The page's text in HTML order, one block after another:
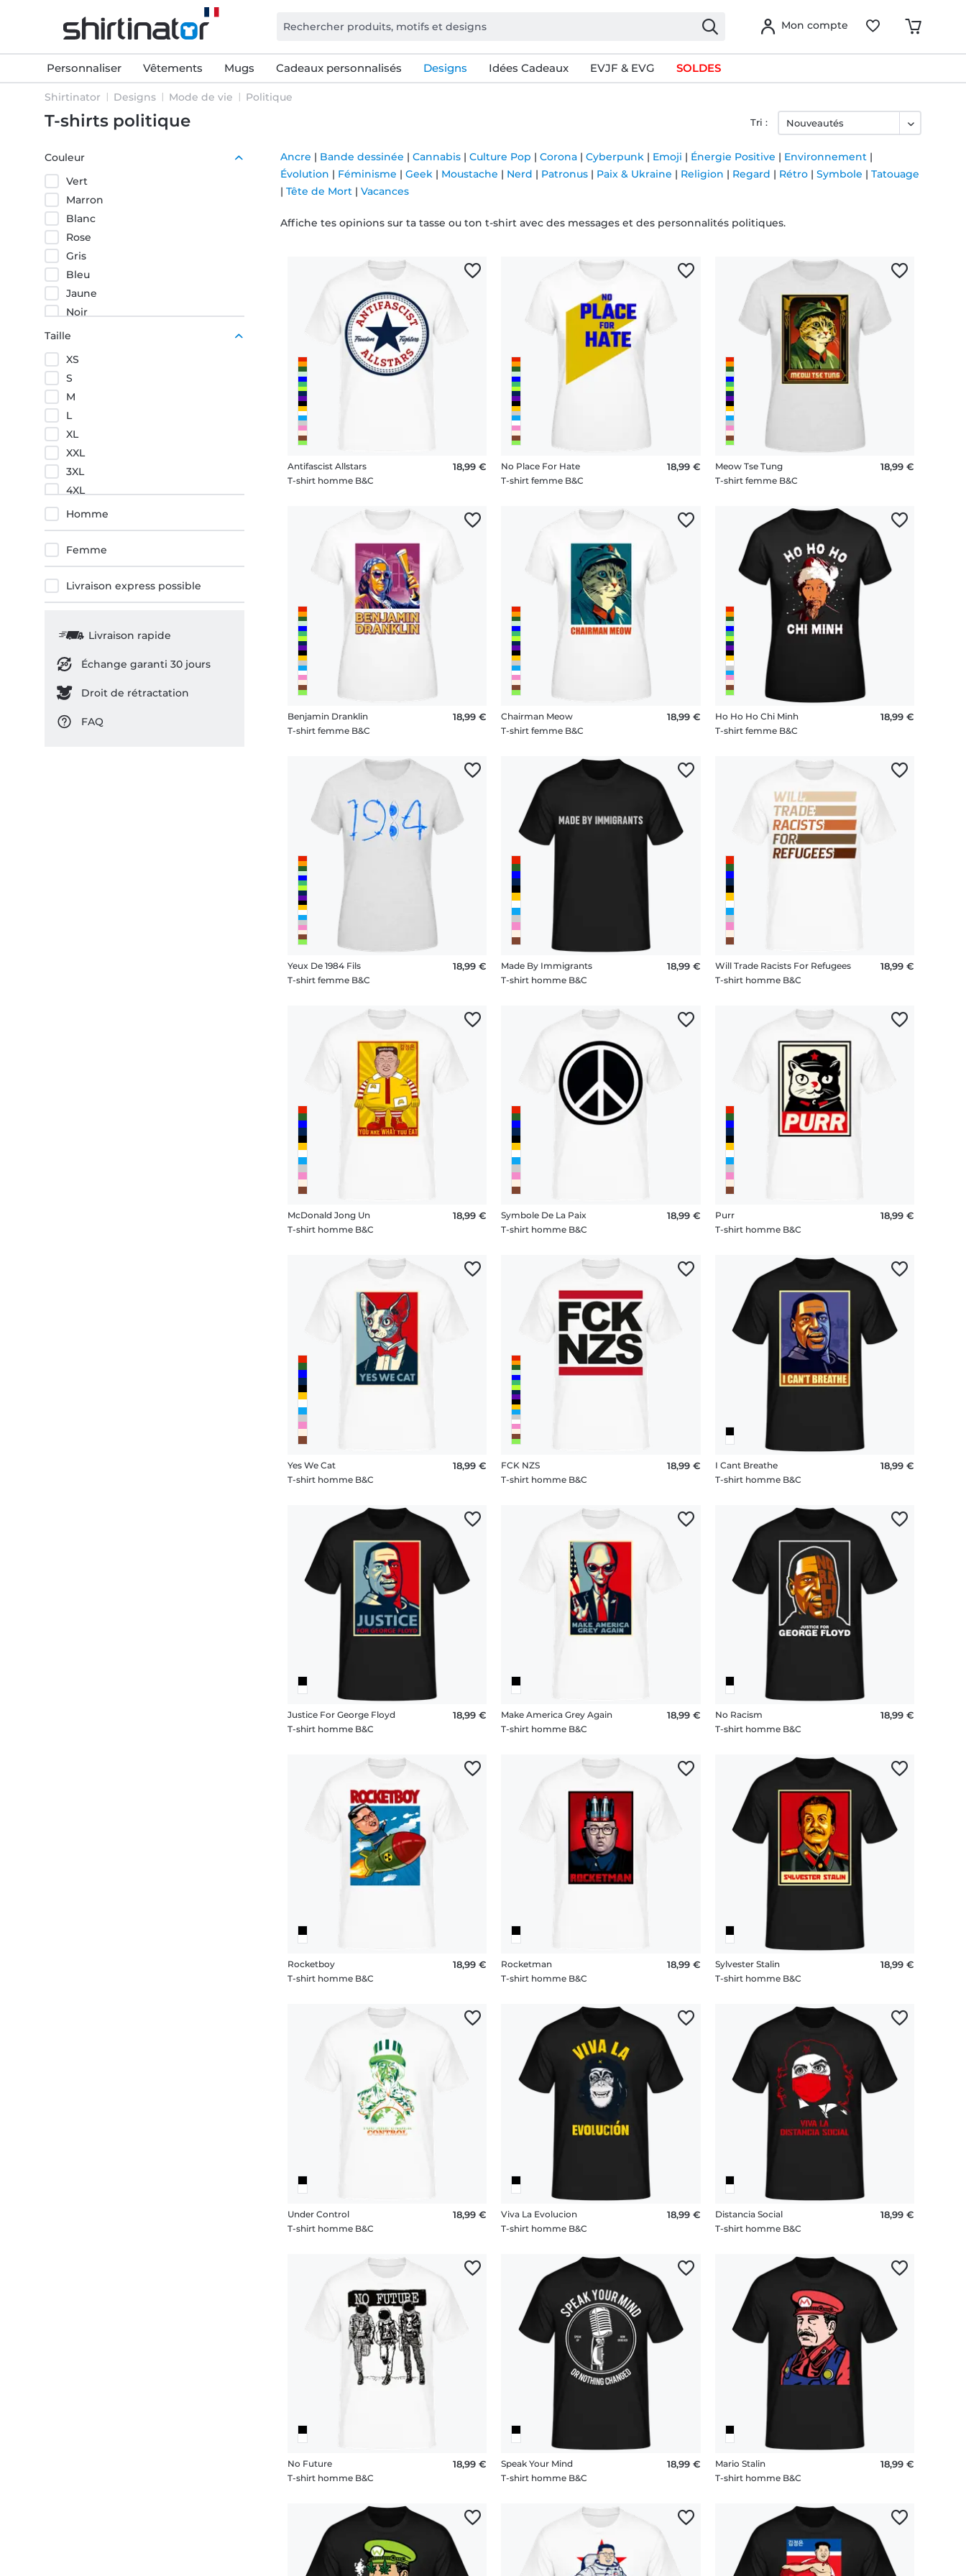
Mon compte
Personnaliser Vêtements Mugs Cadeaux personnalisés Designs Idées Cadeaux EVJF & EVG SOLDES
Shirtinator Designs Mode de vie Politique
T-shirts politique
Couleur
Vert
Marron
Blanc
Rose
Gris
Bleu
Jaune
Noir
Pourpre
Taille
XS
S
M
L
XL
XXL
3XL
4XL
5XL
Homme
Femme
Livraison express possible
Livraison rapide
Échange garanti 30 jours
Droit de rétractation
FAQ
Ancre | Bande dessinée | Cannabis | Culture Pop | Corona | Cyberpunk | Emoji | Énergie Positive | Environnement |
Évolution | Féminisme | Geek | Moustache | Nerd | Patronus | Paix & Ukraine | Religion | Regard | Rétro | Symbole | Tatouage
| Tête de Mort | Vacances
Affiche tes opinions sur ta tasse ou ton t-shirt avec des messages et des personnalités politiques.
Tri :
Antifascist Allstars
T-shirt homme B&C
18,99 €
No Place For Hate
T-shirt femme B&C
18,99 €
Meow Tse Tung
T-shirt femme B&C
18,99 €
Benjamin Dranklin
T-shirt femme B&C
18,99 €
Chairman Meow
T-shirt femme B&C
18,99 €
Ho Ho Ho Chi Minh
T-shirt femme B&C
18,99 €
Yeux De 1984 Fils
T-shirt femme B&C
18,99 €
Made By Immigrants
T-shirt homme B&C
18,99 €
Will Trade Racists For Refugees
T-shirt homme B&C
18,99 €
McDonald Jong Un
T-shirt homme B&C
18,99 €
Symbole De La Paix
T-shirt homme B&C
18,99 €
Purr
T-shirt homme B&C
18,99 €
Yes We Cat
T-shirt homme B&C
18,99 €
FCK NZS
T-shirt homme B&C
18,99 €
I Cant Breathe
T-shirt homme B&C
18,99 €
Justice For George Floyd
T-shirt homme B&C
18,99 €
Make America Grey Again
T-shirt homme B&C
18,99 €
No Racism
T-shirt homme B&C
18,99 €
Rocketboy
T-shirt homme B&C
18,99 €
Rocketman
T-shirt homme B&C
18,99 €
Sylvester Stalin
T-shirt homme B&C
18,99 €
Under Control
T-shirt homme B&C
18,99 €
Viva La Evolucion
T-shirt homme B&C
18,99 €
Distancia Social
T-shirt homme B&C
18,99 €
No Future
T-shirt homme B&C
18,99 €
Speak Your Mind
T-shirt homme B&C
18,99 €
Mario Stalin
T-shirt homme B&C
18,99 €